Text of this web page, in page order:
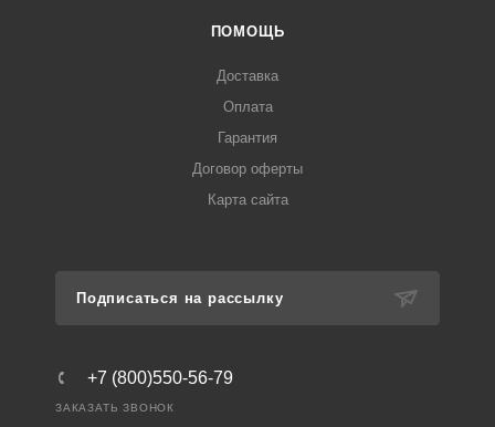
ПОМОЩЬ
Доставка
Оплата
Гарантия
Договор оферты
Карта сайта
Подписаться на рассылку
+7 (800)550-56-79
ЗАКАЗАТЬ ЗВОНОК